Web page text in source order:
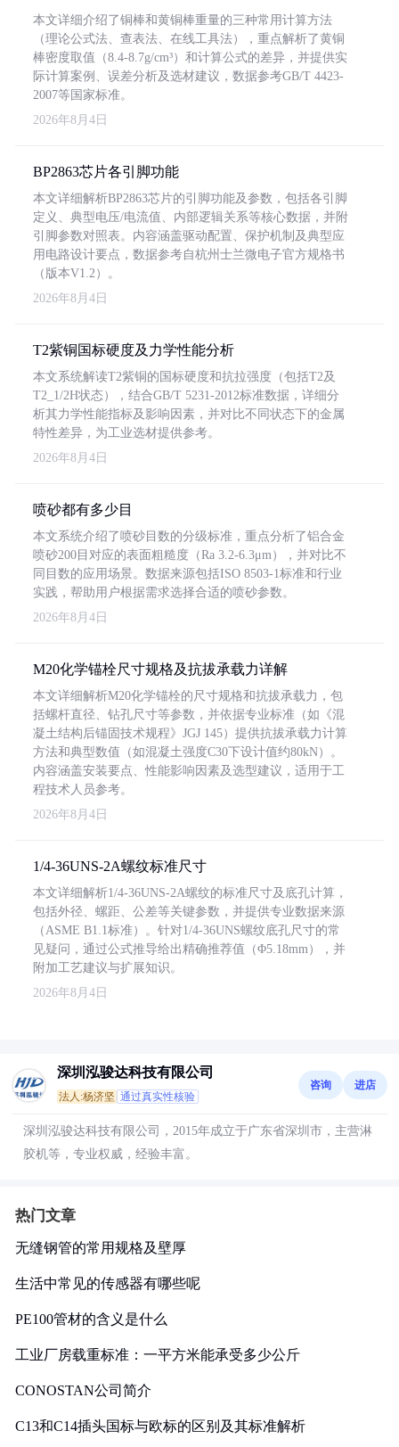
本文详细介绍了铜棒和黄铜棒重量的三种常用计算方法
（理论公式法、查表法、在线工具法），重点解析了黄铜
棒密度取值（8.4-8.7g/cm³）和计算公式的差异，并提供实
际计算案例、误差分析及选材建议，数据参考GB/T 4423-
2007等国家标准。
2026年8月4日
BP2863芯片各引脚功能
本文详细解析BP2863芯片的引脚功能及参数，包括各引脚
定义、典型电压/电流值、内部逻辑关系等核心数据，并附
引脚参数对照表。内容涵盖驱动配置、保护机制及典型应
用电路设计要点，数据参考自杭州士兰微电子官方规格书
（版本V1.2）。
2026年8月4日
T2紫铜国标硬度及力学性能分析
本文系统解读T2紫铜的国标硬度和抗拉强度（包括T2及
T2_1/2H状态），结合GB/T 5231-2012标准数据，详细分
析其力学性能指标及影响因素，并对比不同状态下的金属
特性差异，为工业选材提供参考。
2026年8月4日
喷砂都有多少目
本文系统介绍了喷砂目数的分级标准，重点分析了铝合金
喷砂200目对应的表面粗糙度（Ra 3.2-6.3μm），并对比不
同目数的应用场景。数据来源包括ISO 8503-1标准和行业
实践，帮助用户根据需求选择合适的喷砂参数。
2026年8月4日
M20化学锚栓尺寸规格及抗拔承载力详解
本文详细解析M20化学锚栓的尺寸规格和抗拔承载力，包
括螺杆直径、钻孔尺寸等参数，并依据专业标准（如《混
凝土结构后锚固技术规程》JGJ 145）提供抗拔承载力计算
方法和典型数值（如混凝土强度C30下设计值约80kN）。
内容涵盖安装要点、性能影响因素及选型建议，适用于工
程技术人员参考。
2026年8月4日
1/4-36UNS-2A螺纹标准尺寸
本文详细解析1/4-36UNS-2A螺纹的标准尺寸及底孔计算，
包括外径、螺距、公差等关键参数，并提供专业数据来源
（ASME B1.1标准）。针对1/4-36UNS螺纹底孔尺寸的常
见疑问，通过公式推导给出精确推荐值（Φ5.18mm），并
附加工艺建议与扩展知识。
2026年8月4日
深圳泓骏达科技有限公司
法人:杨济坚 通过真实性核验
咨询 进店
深圳泓骏达科技有限公司，2015年成立于广东省深圳市，主营淋
胶机等，专业权威，经验丰富。
热门文章
无缝钢管的常用规格及壁厚
生活中常见的传感器有哪些呢
PE100管材的含义是什么
工业厂房载重标准：一平方米能承受多少公斤
CONOSTAN公司简介
C13和C14插头国标与欧标的区别及其标准解析